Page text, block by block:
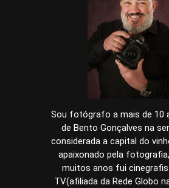
Sou fotógrafo a mais de 10
de Bento Gonçalves na
considerada a capital do
apaixonado pela
muitos anos fui
TV(afiliada da Rede Globo